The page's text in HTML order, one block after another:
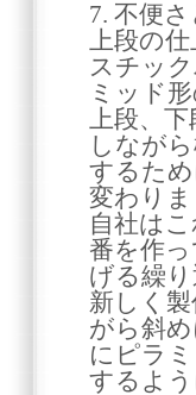
7. 不便
上段の
スチッ
ミッド
上段、
しなが
するた
変わりま
自社は
番を作
げる繰り
新しく
がら斜
にピラ
するよう